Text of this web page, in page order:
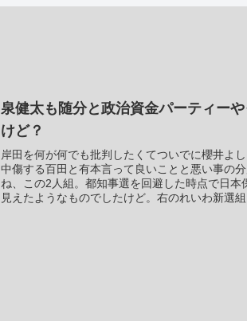
泉健太も随分と政治資金パーティー
けど？
岸田を何が何でも批判したくてついでに櫻井よ
中傷する百田と有本言って良いことと悪い事の
ね、この2人組。都知事選を回避した時点で日本
見えたようなものでしたけど。右のれいわ新選組